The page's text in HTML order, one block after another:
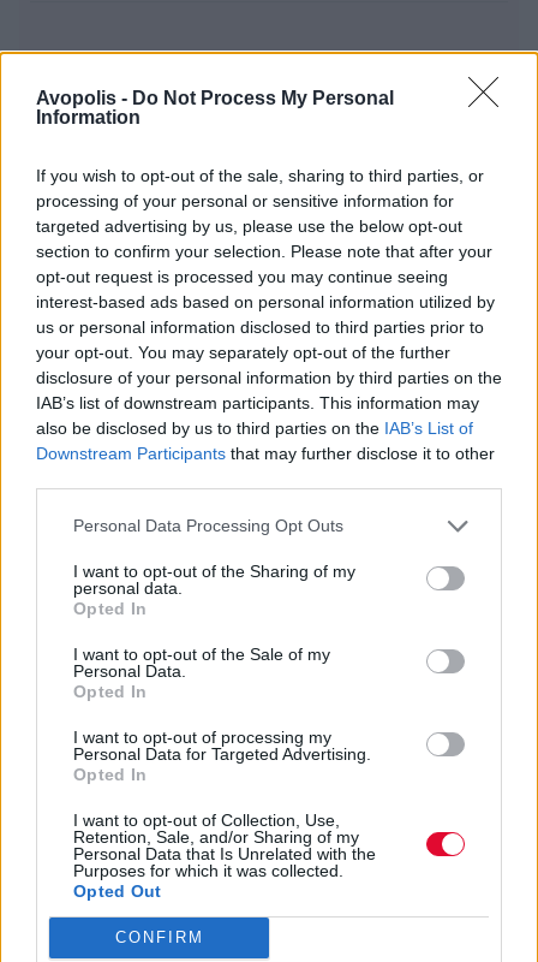
Avopolis - Do Not Process My Personal
Information
If you wish to opt-out of the sale, sharing to third parties, or
processing of your personal or sensitive information for
targeted advertising by us, please use the below opt-out
section to confirm your selection. Please note that after your
opt-out request is processed you may continue seeing
interest-based ads based on personal information utilized by
us or personal information disclosed to third parties prior to
your opt-out. You may separately opt-out of the further
disclosure of your personal information by third parties on the
IAB’s list of downstream participants. This information may
also be disclosed by us to third parties on the IAB’s List of
Downstream Participants that may further disclose it to other
Personal Data Processing Opt Outs
I want to opt-out of the Sharing of my
personal data.
Opted In
I want to opt-out of the Sale of my
Personal Data.
Opted In
I want to opt-out of processing my
Personal Data for Targeted Advertising.
Opted In
I want to opt-out of Collection, Use,
Retention, Sale, and/or Sharing of my
Personal Data that Is Unrelated with the
Purposes for which it was collected.
Opted Out
CONFIRM
Google News
MOOD OF THE DAY
Ποτέ δεν είναι αργά,
κυριολεκτικά. Ο Άντονι Χόπκινς
στα 88 αρνείται να το βάλει κάτω
και κυκλοφορεί το 1ο του
άλμπουμ με ορχηστρικές συνθέσεις και τίτλο:
Life Is A Dream. Φυσικά και είναι Άντονι...
Μάκης Μηλάτος